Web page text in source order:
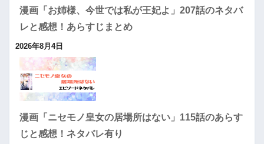
漫画「お姉様、今世では私が王妃よ」207話のネタバ
レと感想！あらすじまとめ
2026年8月4日
漫画「ニセモノ皇女の居場所はない」115話のあらす
じと感想！ネタバレ有り